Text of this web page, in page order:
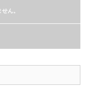
ん。
ト機材を引張り試験機
番多い問い合わせ